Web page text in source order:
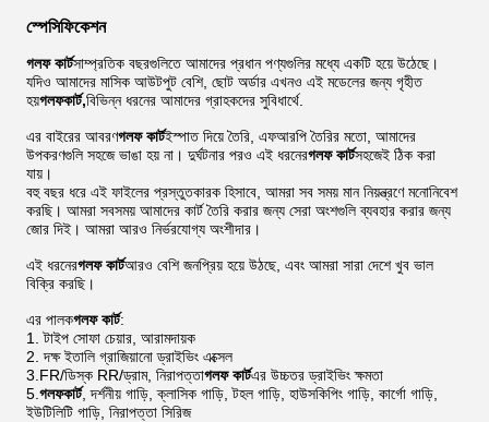
স্পেসিফিকেশন
গলফ কার্টসাম্প্রতিক বছরগুলিতে আমাদের প্রধান পণ্যগুলির মধ্যে একটি হয়ে উঠেছে।
যদিও আমাদের মাসিক আউটপুট বেশি, ছোট অর্ডার এখনও এই মডেলের জন্য গৃহীত
হয়গলফকার্ট,বিভিন্ন ধরনের আমাদের গ্রাহকদের সুবিধার্থে.
এর বাইরের আবরণগলফ কার্টইস্পাত দিয়ে তৈরি, এফআরপি তৈরির মতো, আমাদের
উপকরণগুলি সহজে ভাঙা হয় না। দুর্ঘটনার পরও এই ধরনেরগলফ কার্টসহজেই ঠিক করা
যায়।
বহু বছর ধরে এই ফাইলের প্রস্তুতকারক হিসাবে, আমরা সব সময় মান নিয়ন্ত্রণে মনোনিবেশ
করছি। আমরা সবসময় আমাদের কার্ট তৈরি করার জন্য সেরা অংশগুলি ব্যবহার করার জন্য
জোর দিই। আমরা আরও নির্ভরযোগ্য অংশীদার।
এই ধরনেরগলফ কার্টআরও বেশি জনপ্রিয় হয়ে উঠছে, এবং আমরা সারা দেশে খুব ভাল
বিক্রি করছি।
এর পালকগলফ কার্ট:
1. টাইপ সোফা চেয়ার, আরামদায়ক
2. দক্ষ ইতালি গ্রাজিয়ানো ড্রাইভিং এক্সেল
3.FR/ডিস্ক RR/ড্রাম, নিরাপত্তাগলফ কার্টএর উচ্চতর ড্রাইভিং ক্ষমতা
5. গলফকার্ট, দর্শনীয় গাড়ি, ক্লাসিক গাড়ি, টহল গাড়ি, হাউসকিপিং গাড়ি, কার্গো গাড়ি,
ইউটিলিটি গাড়ি, নিরাপত্তা সিরিজ